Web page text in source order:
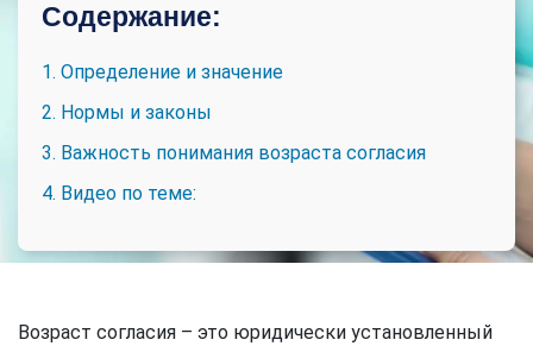
Содержание:
1. Определение и значение
2. Нормы и законы
3. Важность понимания возраста согласия
4. Видео по теме:
Возраст согласия – это юридически установленный